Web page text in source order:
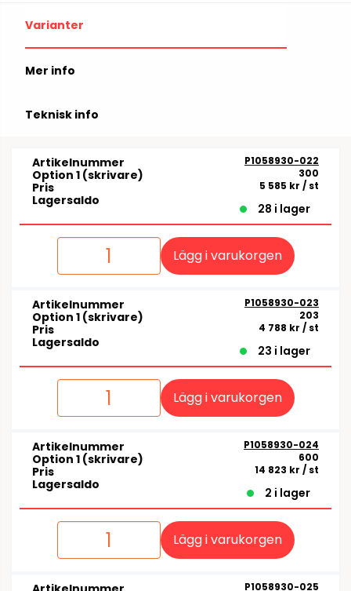
Varianter
Mer info
Teknisk info
Artikelnummer P1058930-022
Option 1 (skrivare) 300
Pris 5 585 kr / st
Lagersaldo
28 i lager
Lägg i varukorgen
Artikelnummer P1058930-023
Option 1 (skrivare) 203
Pris 4 788 kr / st
Lagersaldo
23 i lager
Lägg i varukorgen
Artikelnummer P1058930-024
Option 1 (skrivare) 600
Pris 14 823 kr / st
Lagersaldo
2 i lager
Lägg i varukorgen
P1058930-025